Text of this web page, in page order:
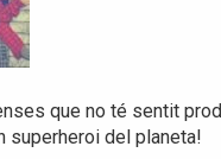
que no té sentit
superheroi del planeta!